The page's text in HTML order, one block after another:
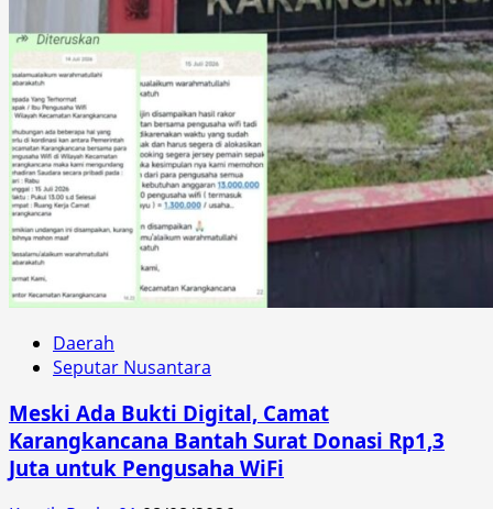
Daerah
Seputar Nusantara
Meski Ada Bukti Digital, Camat
Karangkancana Bantah Surat Donasi Rp1,3
Juta untuk Pengusaha WiFi